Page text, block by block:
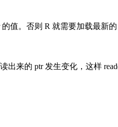
值。否则 R 就需要加载最新的
来的 ptr 发生变化，这样